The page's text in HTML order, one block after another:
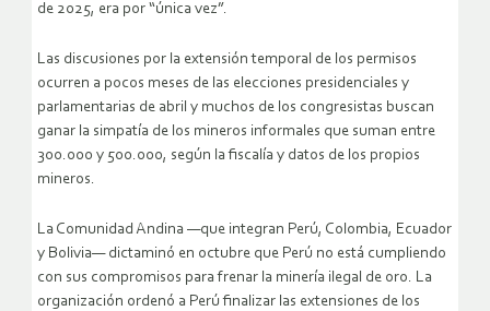
de 2025, era por “única vez”.
Las discusiones por la extensión temporal de los permisos
ocurren a pocos meses de las elecciones presidenciales y
parlamentarias de abril y muchos de los congresistas buscan
ganar la simpatía de los mineros informales que suman entre
300.000 y 500.000, según la fiscalía y datos de los propios
mineros.
La Comunidad Andina —que integran Perú, Colombia, Ecuador
y Bolivia— dictaminó en octubre que Perú no está cumpliendo
con sus compromisos para frenar la minería ilegal de oro. La
organización ordenó a Perú finalizar las extensiones de los